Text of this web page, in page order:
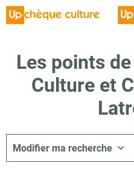
Les points
Culture et
Modifier ma recherche